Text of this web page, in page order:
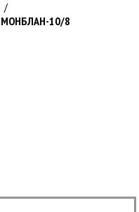
/
МОНБЛАН-10/8